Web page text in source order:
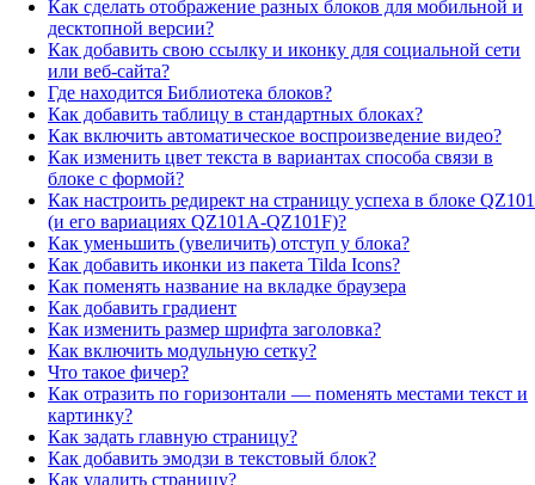
Как сделать отображение разных блоков для мобильной и
десктопной версии?
Как добавить свою ссылку и иконку для социальной сети
или веб-сайта?
Где находится Библиотека блоков?
Как добавить таблицу в стандартных блоках?
Как включить автоматическое воспроизведение видео?
Как изменить цвет текста в вариантах способа связи в
блоке с формой?
Как настроить редирект на страницу успеха в блоке QZ101
(и его вариациях QZ101A-QZ101F)?
Как уменьшить (увеличить) отступ у блока?
Как добавить иконки из пакета Tilda Icons?
Как поменять название на вкладке браузера
Как добавить градиент
Как изменить размер шрифта заголовка?
Как включить модульную сетку?
Что такое фичер?
Как отразить по горизонтали — поменять местами текст и
картинку?
Как задать главную страницу?
Как добавить эмодзи в текстовый блок?
Как удалить страницу?